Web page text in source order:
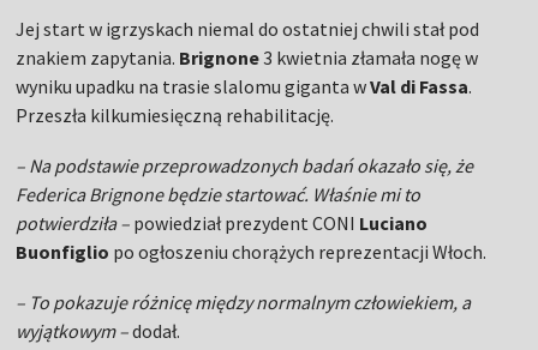
Jej start w igrzyskach niemal do ostatniej chwili stał pod
znakiem zapytania. Brignone3 kwietnia złamała nogę w
wyniku upadku na trasie slalomu giganta wVal di Fassa.
Przeszła kilkumiesięczną rehabilitację.
– Na podstawie przeprowadzonych badań okazało się, że
Federica Brignone będzie startować. Właśnie mi to
potwierdziła – powiedział prezydent CONI Luciano
Buonfiglio po ogłoszeniu chorążych reprezentacji Włoch.
– To pokazuje różnicę między normalnym człowiekiem, a
wyjątkowym –dodał.